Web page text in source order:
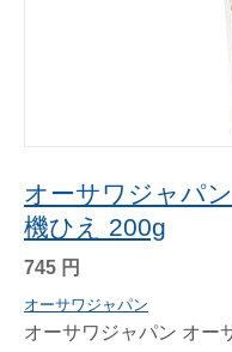
オーサワジャパ
機ひえ 200g
745 円
オーサワジャパン
オーサワジャパン オー